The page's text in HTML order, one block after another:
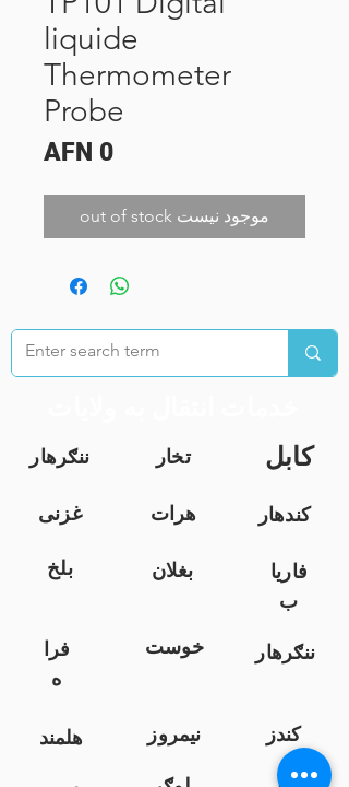
liquide
Thermometer
Probe
AFN 0Price
out of stock موجود نیست
ننګرهار تخار کابل
غزنی هرات
کندهار
بلخ
بغلان
فاریا
ب
فرا
ه
خوست ننګرهار
هلمند نیمروز
کندز